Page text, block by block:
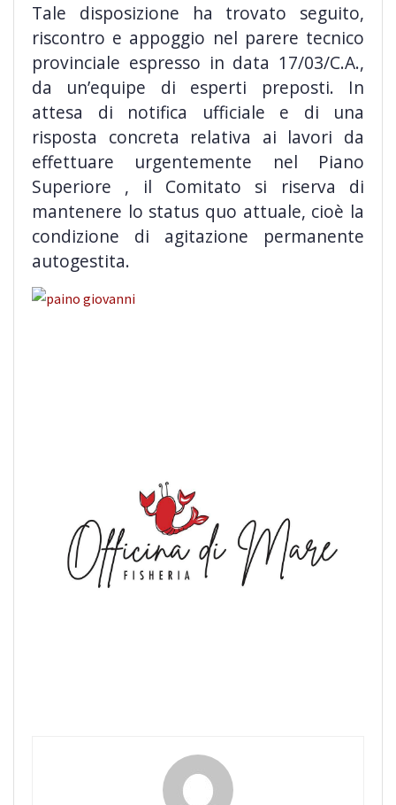
Tale disposizione ha trovato seguito,
riscontro e appoggio nel parere tecnico
provinciale espresso in data 17/03/C.A.,
da un’equipe di esperti preposti. In
attesa di notifica ufficiale e di una
risposta concreta relativa ai lavori da
effettuare urgentemente nel Piano
Superiore , il Comitato si riserva di
mantenere lo status quo attuale, cioè la
condizione di agitazione permanente
autogestita.